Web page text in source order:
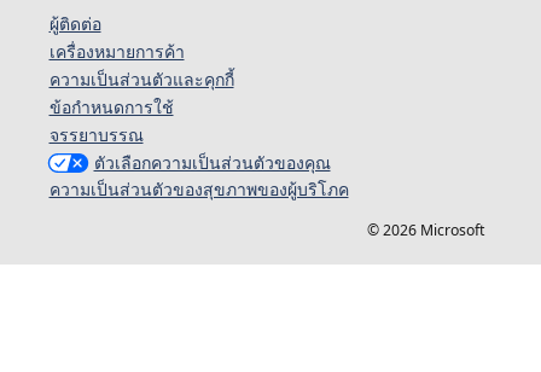
ผู้ติดต่อ
เครื่องหมายการค้า
ความเป็นส่วนตัวและคุกกี้
ข้อกำหนดการใช้
จรรยาบรรณ
ตัวเลือกความเป็นส่วนตัวของคุณ
ความเป็นส่วนตัวของสุขภาพของผู้บริโภค
© 2026 Microsoft